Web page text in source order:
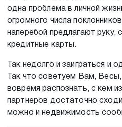
одна проблема в личной
огромного числа
наперебой предлагают руку,
кредитные карты.
Так недолго и заиграться и
Так что советуем Вам,
вовремя распознать, с кем
партнеров достаточно
можно и недвижимость